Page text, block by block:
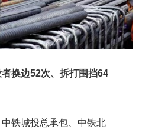
换边52次、拆打围挡64
铁城投总承包、中铁北